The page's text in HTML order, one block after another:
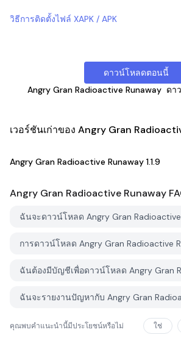
วิธีการติดตั้งไฟล์ XAPK / APK
ดาวน์โหลดตอนนี้
Angry Gran Radioactive Runaway ดา
เวอร์ชันเก่าของ Angry Gran
Angry Gran Radioactive Runaway 1.1.9
Angry Gran Radioactive Runaway
คุณพบคำแนะนำนี้มีประโยชน์หรือไม่ ใช่